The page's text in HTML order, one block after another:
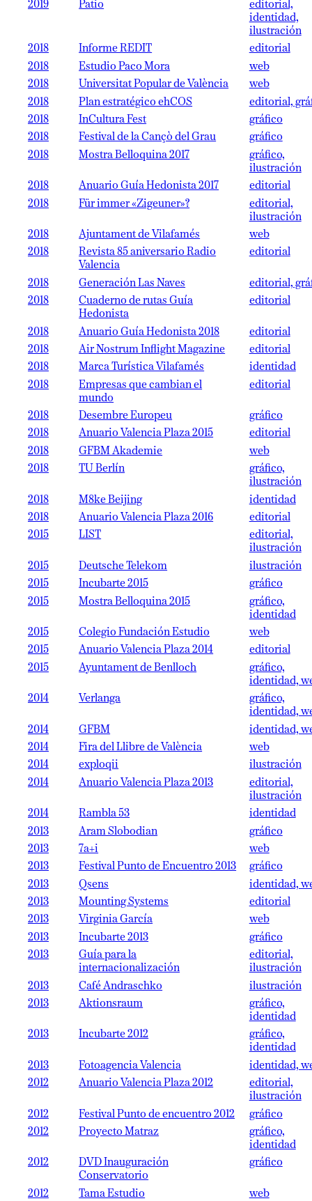
2019 Patio
editorial,
identidad,
ilustración
2018
Informe REDIT
editorial
2018
Estudio Paco Mora
web
2018
Universitat Popular de València
web
2018
Plan estratégico ehCOS
editorial,
2018
InCultura Fest
gráfico
2018
Festival de la Cançò del Grau
gráfico
2018
Mostra Belloquina 2017
gráfico,
ilustración
2018
Anuario Guía Hedonista 2017
editorial
2018
Für immer «Zigeuner»?
editorial,
ilustración
2018
Ajuntament de Vilafamés
web
2018
Revista 85 aniversario Radio
Valencia
editorial
2018 Generación Las Naves
editorial,
2018
Cuaderno de rutas Guía
Hedonista
editorial
2018 Anuario Guía Hedonista 2018
editorial
2018
Air Nostrum Inflight Magazine
editorial
2018
Marca Turística Vilafamés
identidad
2018
Empresas que cambian el
mundo
editorial
2018 Desembre Europeu
gráfico
2018
Anuario Valencia Plaza 2015
editorial
2018
GFBM Akademie
web
2018
TU Berlín
gráfico,
ilustración
2018
M8ke Beijing
identidad
2018
Anuario Valencia Plaza 2016
editorial
2015
LIST
editorial,
ilustración
2015
Deutsche Telekom
ilustración
2015
Incubarte 2015
gráfico
2015
Mostra Belloquina 2015
gráfico,
identidad
2015
Colegio Fundación Estudio
web
2015
Anuario Valencia Plaza 2014
editorial
2015
Ayuntament de Benlloch
gráfico,
identidad,
2014
Verlanga
gráfico,
identidad,
2014
GFBM
identidad,
2014
Fira del Llibre de València
web
2014
exploqii
ilustración
2014
Anuario Valencia Plaza 2013
editorial,
ilustración
2014
Rambla 53
identidad
2013
Aram Slobodian
gráfico
2013
7a+i
web
2013
Festival Punto de Encuentro 2013
gráfico
2013
Qsens
identidad,
2013
Mounting Systems
editorial
2013
Virginia García
web
2013
Incubarte 2013
gráfico
2013
Guía para la
internacionalización
editorial,
ilustración
2013
Café Andraschko
ilustración
2013
Aktionsraum
gráfico,
identidad
2013
Incubarte 2012
gráfico,
identidad
2013
Fotoagencia Valencia
identidad,
2012
Anuario Valencia Plaza 2012
editorial,
ilustración
2012
Festival Punto de encuentro 2012
gráfico
2012
Proyecto Matraz
gráfico,
identidad
2012
DVD Inauguración
Conservatorio
gráfico
2012 Tama Estudio
web